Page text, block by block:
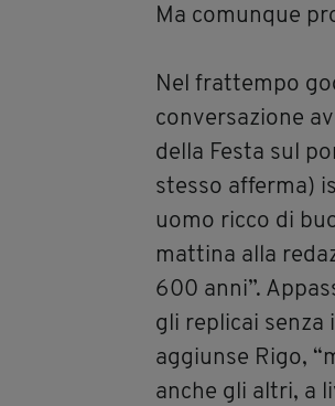
Ma comunque
Nel frattempo
conversazione
della Festa sul
stesso afferma)
uomo ricco di
mattina alla
600 anni”.
gli replicai senza
aggiunse Rigo,
anche gli altri, a